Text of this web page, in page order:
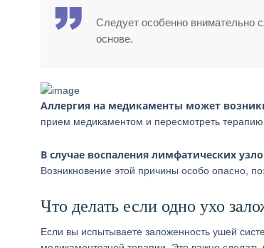
Следует особенно внимательно
основе.
Аллергия на медикаменты может
прием медикаментом и пересмотреть терапию
В случае воспаления лимфатических
Возникновение этой причины особо опасно,
Что делать если одно ухо
Если вы испытываете заложенность ушей